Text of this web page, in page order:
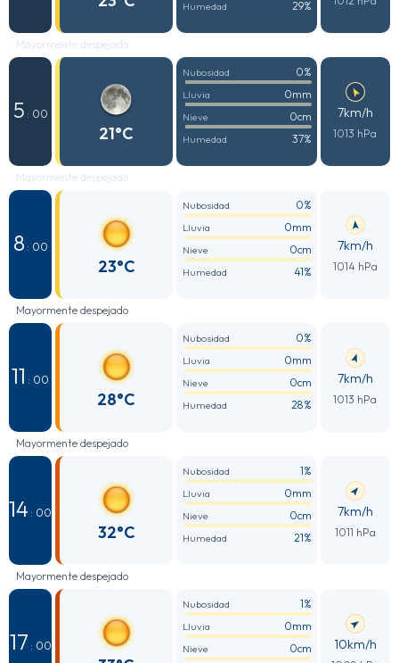
Humedad 29%
Mayormente despejado
5 : 00
21°C
Nubosidad 0%
Lluvia 0mm
Nieve 0cm
Humedad 37%
7km/h
1013 hPa
Mayormente despejado
8 : 00
23°C
Nubosidad 0%
Lluvia 0mm
Nieve 0cm
Humedad 41%
7km/h
1014 hPa
Mayormente despejado
11 : 00
28°C
Nubosidad 0%
Lluvia 0mm
Nieve 0cm
Humedad 28%
7km/h
1013 hPa
Mayormente despejado
14 : 00
32°C
Nubosidad 1%
Lluvia 0mm
Nieve 0cm
Humedad 21%
7km/h
1011 hPa
Mayormente despejado
17 : 00
Nubosidad 1%
Lluvia 0mm
Nieve 0cm 10km/h